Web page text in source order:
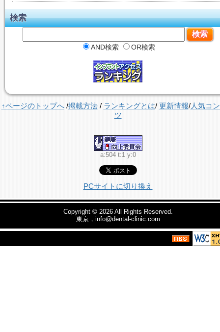
検索
AND検索 OR検索
↑ページのトップへ/掲載方法/ ランキングとは/ 更新情報/人気コ
ツ
a:504 t:1 y:0
PCサイトに切り換え
Copyright © 2026 All Rights Reserved.
東京，info@dental-clinic.com